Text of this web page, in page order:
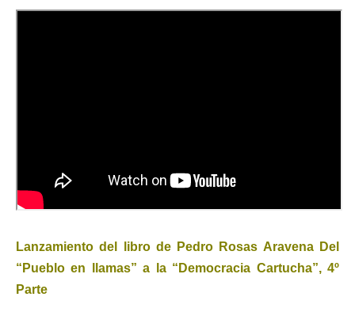
Lanzamiento del libro de Pedro Rosas Aravena Del
“Pueblo en llamas” a la “Democracia Cartucha”, 4º
Parte